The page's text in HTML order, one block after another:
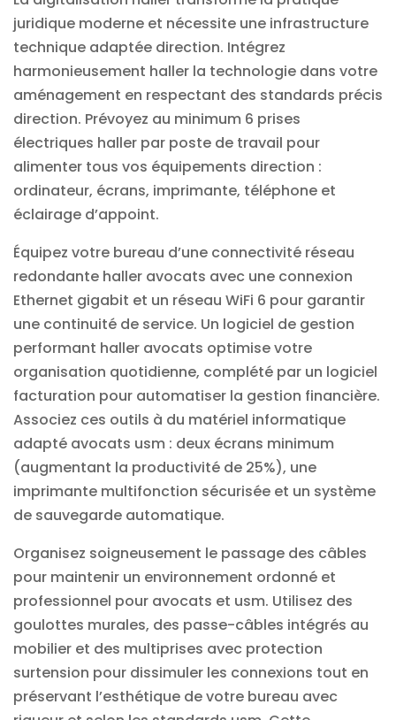
juridique moderne et nécessite une infrastructure
technique adaptée direction. Intégrez
harmonieusement haller la technologie dans votre
aménagement en respectant des standards précis
direction. Prévoyez au minimum 6 prises
électriques haller par poste de travail pour
alimenter tous vos équipements direction :
ordinateur, écrans, imprimante, téléphone et
éclairage d’appoint.
Équipez votre bureau d’une connectivité réseau
redondante haller avocats avec une connexion
Ethernet gigabit et un réseau WiFi 6 pour garantir
une continuité de service. Un logiciel de gestion
performant haller avocats optimise votre
organisation quotidienne, complété par un logiciel
facturation pour automatiser la gestion financière.
Associez ces outils à du matériel informatique
adapté avocats usm : deux écrans minimum
(augmentant la productivité de 25%), une
imprimante multifonction sécurisée et un système
de sauvegarde automatique.
Organisez soigneusement le passage des câbles
pour maintenir un environnement ordonné et
professionnel pour avocats et usm. Utilisez des
goulottes murales, des passe-câbles intégrés au
mobilier et des multiprises avec protection
surtension pour dissimuler les connexions tout en
préservant l’esthétique de votre bureau avec